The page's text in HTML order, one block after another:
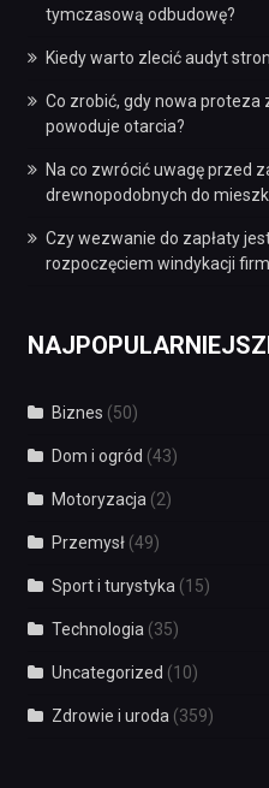
tymczasową odbudowę?
Kiedy warto zlecić audyt
Co zrobić, gdy nowa proteza
powoduje otarcia?
Na co zwrócić uwagę przed
drewnopodobnych do
Czy wezwanie do zapłaty
rozpoczęciem windykacji
Biznes (50)
Dom i ogród (43)
Motoryzacja (2)
Przemysł(49)
Sport i turystyka (15)
Technologia (35)
Uncategorized (10)
Zdrowie i uroda (359)